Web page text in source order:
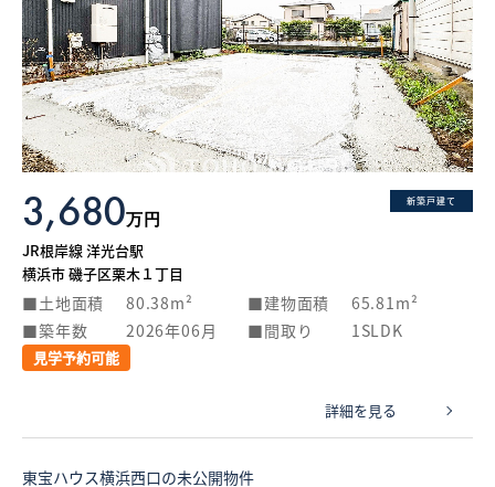
新築戸建て
3,680万円
JR根岸線 洋光台駅
横浜市 磯子区栗木１丁目
土地面積 80.38m² 建物面積
65.81m²
築年数
2026年06月 間取り 1SLDK
見学予約可能
詳細を見る
東宝ハウス横浜西口の未公開物件